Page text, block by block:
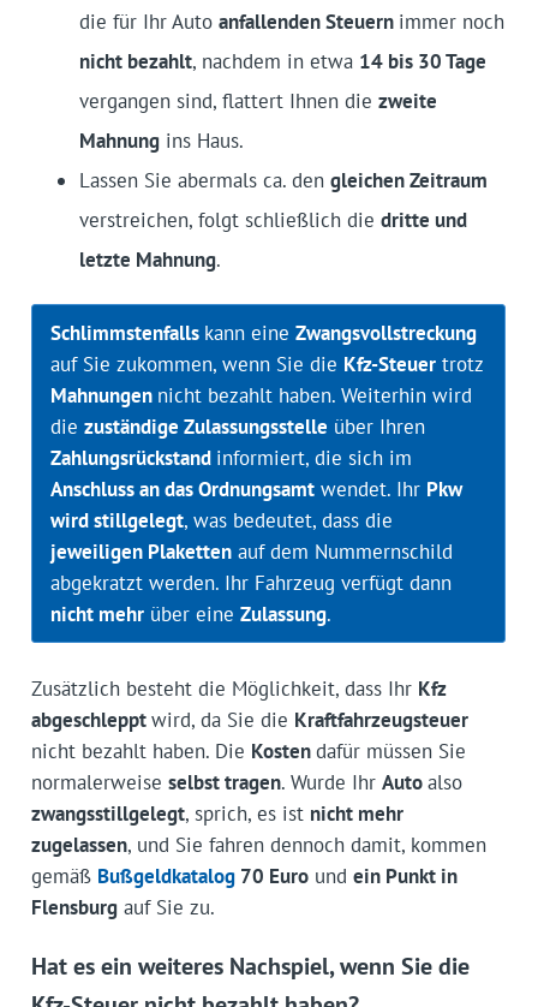
die für Ihr Auto anfallenden Steuern immer noch
nicht bezahlt, nachdem in etwa 14 bis 30 Tage
vergangen sind, flattert Ihnen die zweite
Mahnungins Haus.
Lassen Sie abermals ca. den gleichen Zeitraum
verstreichen, folgt schließlich die dritte und
letzte Mahnung.
Schlimmstenfalls kann eine Zwangsvollstreckung
auf Sie zukommen, wenn Sie die Kfz-Steuertrotz
Mahnungen nicht bezahlt haben. Weiterhin wird
die zuständige Zulassungsstelle über Ihren
Zahlungsrückstand informiert, die sich im
Anschluss an das Ordnungsamtwendet. Ihr Pkw
wird stillgelegt, was bedeutet, dass die
jeweiligen Plakettenauf dem Nummernschild
abgekratzt werden. Ihr Fahrzeug verfügt dann
nicht mehrüber eine Zulassung.
Zusätzlich besteht die Möglichkeit, dass Ihr Kfz
abgeschlepptwird, da Sie die Kraftfahrzeugsteuer
nicht bezahlt haben. Die Kostendafür müssen Sie
normalerweise selbst tragen. Wurde Ihr Autoalso
zwangsstillgelegt, sprich, es ist nicht mehr
zugelassen, und Sie fahren dennoch damit, kommen
gemäß Bußgeldkatalog70 Euround ein Punkt in
Flensburgauf Sie zu.
Hat es ein weiteres Nachspiel, wenn Sie die